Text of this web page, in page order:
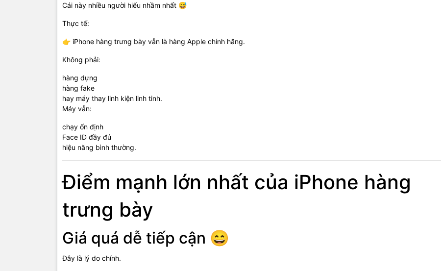
Cái này nhiều người hiểu nhầm nhất 😅
Thực tế:
👉 iPhone hàng trưng bày vẫn là hàng Apple chính hãng.
Không phải:
hàng dựng
hàng fake
hay máy thay linh kiện linh tinh.
Máy vẫn:
chạy ổn định
Face ID đầy đủ
hiệu năng bình thường.
Điểm mạnh lớn nhất của iPhone hàng
trưng bày
Giá quá dễ tiếp cận 😄
Đây là lý do chính.